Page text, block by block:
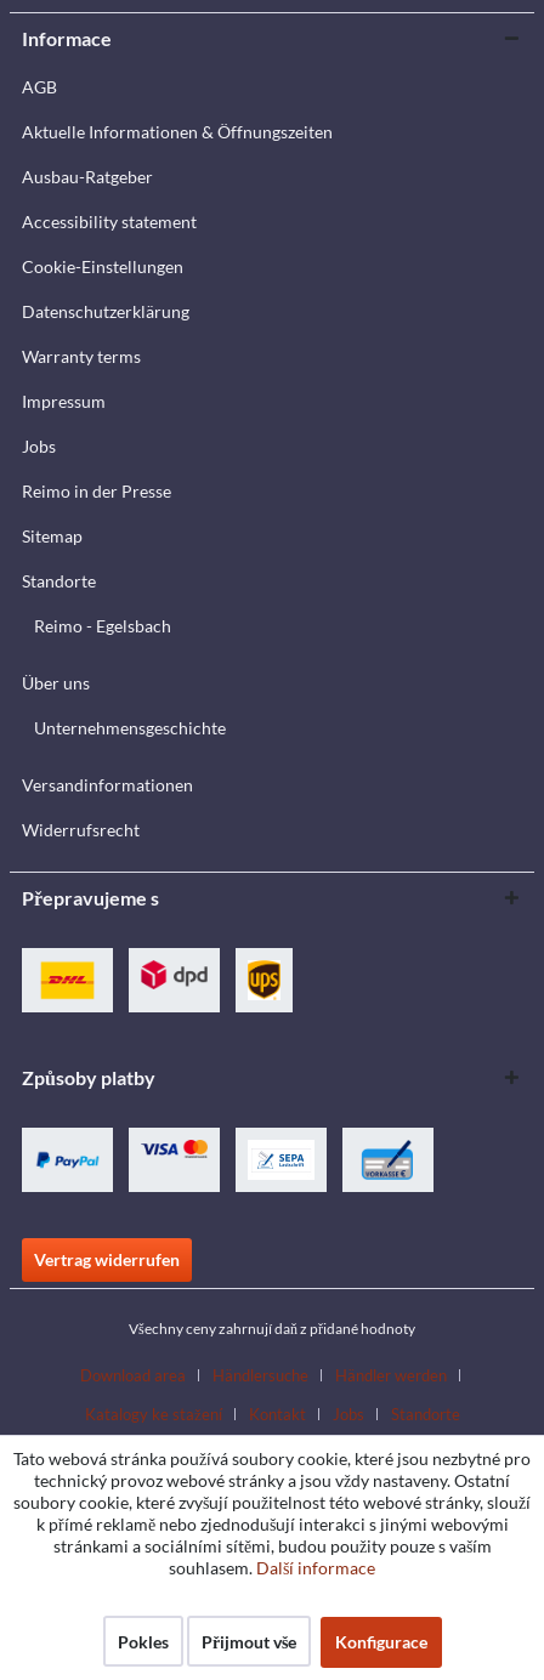
Informace
AGB
Aktuelle Informationen & Öffnungszeiten
Ausbau-Ratgeber
Accessibility statement
Cookie-Einstellungen
Datenschutzerklärung
Warranty terms
Impressum
Jobs
Reimo in der Presse
Sitemap
Standorte
Reimo - Egelsbach
Über uns
Unternehmensgeschichte
Versandinformationen
Widerrufsrecht
Přepravujeme s
Způsoby platby
Vertrag widerrufen
Všechny ceny zahrnují daň z přidané hodnoty
Download area Händlersuche
Händler werden
Katalogy ke stažení
Kontakt Jobs Standorte
Tato webová stránka používá soubory cookie, které jsou nezbytné pro
technický provoz webové stránky a jsou vždy nastaveny. Ostatní
soubory cookie, které zvyšují použitelnost této webové stránky, slouží
k přímé reklamě nebo zjednodušují interakci s jinými webovými
stránkami a sociálními sítěmi, budou použity pouze s vaším
souhlasem. Další informace
Pokles Přijmout vše Konfigurace